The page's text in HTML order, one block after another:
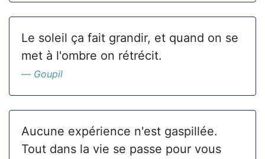
Le soleil ça fait grandir, et quand on se
met à l'ombre on rétrécit.
Goupil
Aucune expérience n'est gaspillée.
Tout dans la vie se passe pour vous